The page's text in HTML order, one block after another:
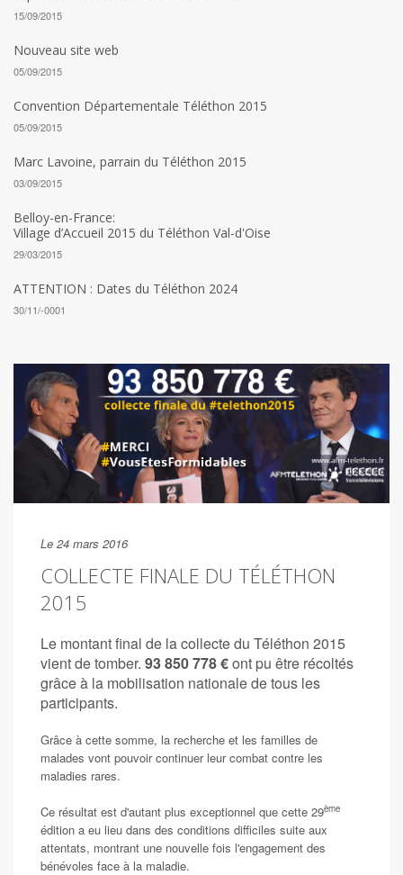
15/09/2015
Nouveau site web
05/09/2015
Convention Départementale Téléthon 2015
05/09/2015
Marc Lavoine, parrain du Téléthon 2015
03/09/2015
Belloy-en-France:
Village d’Accueil 2015 du Téléthon Val-d'Oise
29/03/2015
ATTENTION : Dates du Téléthon 2024
30/11/-0001
Le 24 mars 2016
COLLECTE FINALE DU TÉLÉTHON
2015
Le montant final de la collecte du Téléthon 2015
vient de tomber. 93 850 778 €ont pu être récoltés
grâce à la mobilisation nationale de tous les
participants.
Grâce à cette somme, la recherche et les familles de
malades vont pouvoir continuer leur combat contre les
maladies rares.
Ce résultat est d'autant plus exceptionnel que cette 29ème
édition a eu lieu dans des conditions difficiles suite aux
attentats, montrant une nouvelle fois l'engagement des
bénévoles face à la maladie.